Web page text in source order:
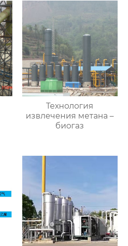
Технология
извлечения метана –
биогаз